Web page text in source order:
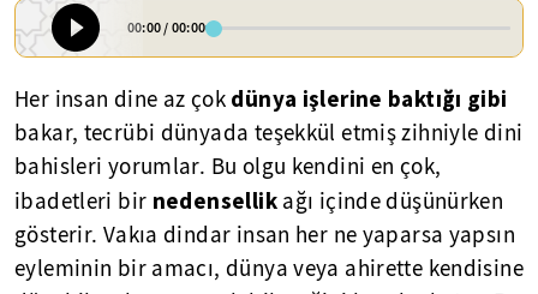
00:00/00:00
Her insan dine az çok dünya işlerine baktığı gibi
bakar, tecrübi dünyada teşekkül etmiş zihniyle dini
bahisleri yorumlar. Bu olgu kendini en çok,
ibadetleri bir nedensellikağı içinde düşünürken
gösterir. Vakıa dindar insan her ne yaparsa yapsın
eyleminin bir amacı, dünya veya ahirette kendisine